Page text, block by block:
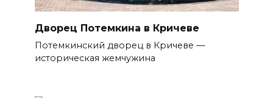
Дворец Потемкина в Кричеве
Потемкинский дворец в Кричеве —
историческая жемчужина